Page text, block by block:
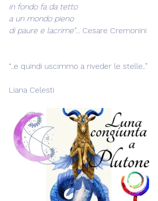
in fondo fa da tetto
a un mondo pieno
di paure e lacrime”... Cesare Cremonini
“..e quindi uscimmo a riveder le stelle..”
Liana Celesti